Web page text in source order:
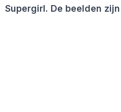
Supergirl. De beelden